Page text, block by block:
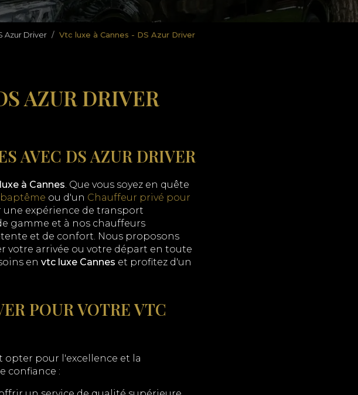
Azur Driver Vtc luxe à Cannes - DS Azur Driver
AZUR DRIVER
AVEC DS AZUR DRIVER
à Cannes. Que vous soyez en quête
ou d'un Chauffeur privé pour
une expérience de transport
gamme et à nos chauffeurs
et de confort. Nous proposons
votre arrivée ou votre départ en toute
en vtc luxe Cannes et profitez d'un
POUR VOTRE VTC
opter pour l'excellence et la
confiance :